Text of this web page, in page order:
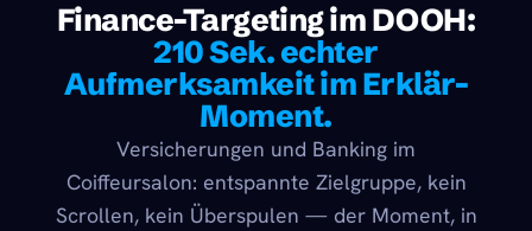
Finance-Targeting im DOOH:
210 Sek. echter
Aufmerksamkeit im Erklär-
Moment.
Versicherungen und Banking im
Coiffeursalon: entspannte Zielgruppe, kein
Scrollen, kein Überspulen — der Moment, in